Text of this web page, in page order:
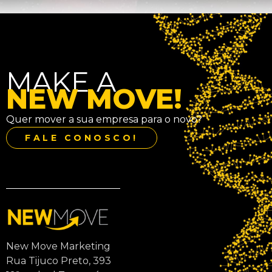
MAKE A
NEW MOVE!
Quer mover a sua empresa para o novo?
FALE CONOSCO!
New Move Marketing
Rua Tijuco Preto, 393